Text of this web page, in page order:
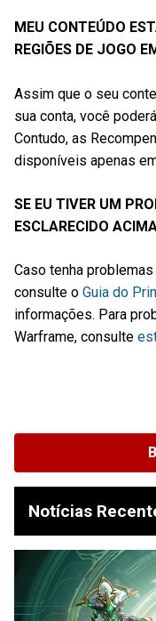
MEU CONTEÚDO
REGIÕES DE JOGO
Assim que o seu
sua conta, você
Contudo, as
disponíveis apenas
SE EU TIVER UM
ESCLARECIDO
Caso tenha
consulte o Guia do
informações. Para
Warframe, consulte
Notícias